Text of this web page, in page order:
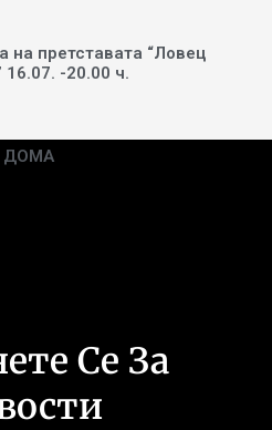
на претставата “Ловец
16.07. -20.00 ч.
ДОМА
Се За